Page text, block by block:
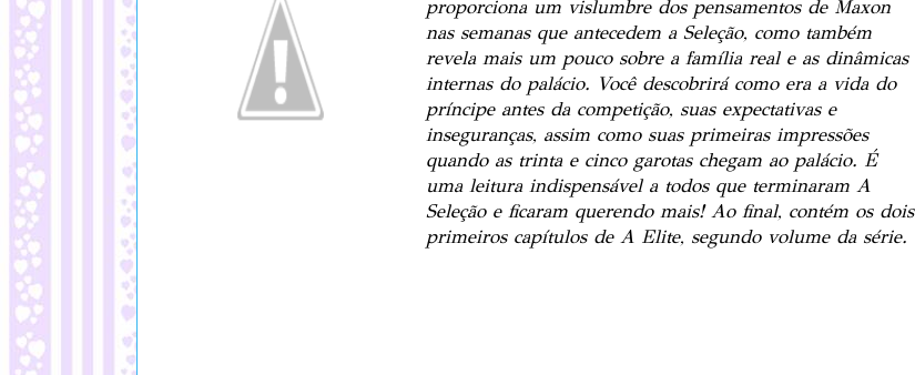
proporciona um vislumbre dos pensamentos de Maxon
nas semanas que antecedem a Seleção, como também
revela mais um pouco sobre a família real e as dinâmicas
internas do palácio. Você descobrirá como era a vida do
príncipe antes da competição, suas expectativas e
inseguranças, assim como suas primeiras impressões
quando as trinta e cinco garotas chegam ao palácio. É
uma leitura indispensável a todos que terminaram A
Seleção e ficaram querendo mais! Ao final, contém os dois
primeiros capítulos de A Elite, segundo volume da série.